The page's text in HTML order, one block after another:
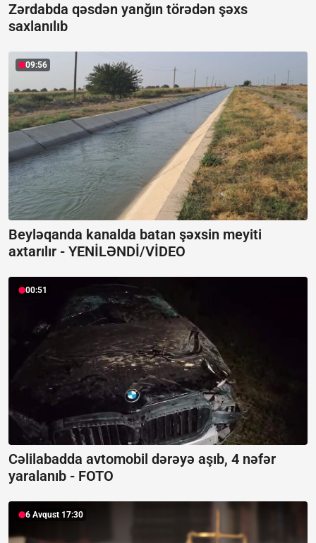
Zərdabda qəsdən yanğın törədən şəxs
saxlanılıb
09:56
Beyləqanda kanalda batan şəxsin meyiti
axtarılır - YENİLƏNDİ/VİDEO
00:51
Cəlilabadda avtomobil dərəyə aşıb, 4 nəfər
yaralanıb - FOTO
6 Avqust 17:30